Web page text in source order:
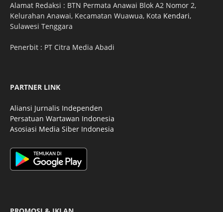
Alamat Redaksi : BTN Permata Anawai Blok A2 Nomor 2,
Kelurahan Anawai, Kecamatan Wuawua, Kota Kendari,
Sulawesi Tenggara
Penerbit : PT Citra Media Abadi
PARTNER LINK
Aliansi Jurnalis Independen
Persatuan Wartawan Indonesia
Asosiasi Media Siber Indonesia